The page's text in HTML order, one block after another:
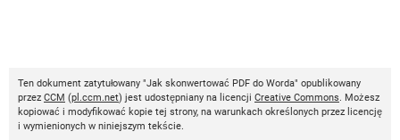
Ten dokument zatytułowany "Jak skonwertować PDF do Worda" opublikowany
przez CCM (pl.ccm.net) jest udostępniany na licencji Creative Commons. Możesz
kopiować i modyfikować kopie tej strony, na warunkach określonych przez licencję
i wymienionych w niniejszym tekście.